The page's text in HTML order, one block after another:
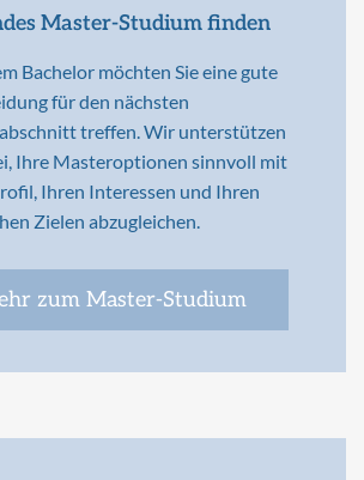
Master-Studium finden
Bachelor möchten Sie eine gute
für den nächsten
treffen. Wir unterstützen
Ihre Masteroptionen sinnvoll mit
Ihren Interessen und Ihren
Zielen abzugleichen.
zum Master-Studium